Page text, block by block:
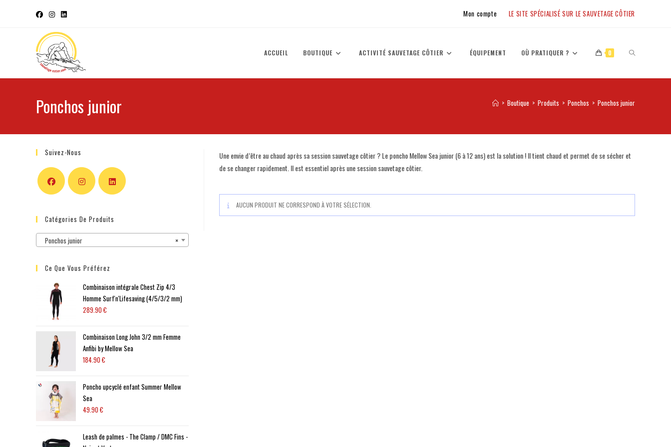
Mon compte LE SITE SPÉCIALISÉ SUR LE SAUVETAGE CÔTIER
ACCUEIL BOUTIQUE ACTIVITÉ SAUVETAGE CÔTIER ÉQUIPEMENT OÙ PRATIQUER ? 0
Ponchos junior > Boutique > Produits > Ponchos > Ponchos junior
Une envie d’être au chaud après sa session sauvetage côtier ? Le poncho Mellow Sea junior (6 à 12 ans) est la solution ! Il tient chaud et permet de se sécher et
de se changer rapidement. Il est essentiel après une session sauvetage côtier.
AUCUN PRODUIT NE CORRESPOND À VOTRE SÉLECTION.
Suivez-Nous
Catégories De Produits
×
Ponchos junior
Ce Que Vous Préférez
Combinaison intégrale Chest Zip 4/3
Homme Surf'n'Lifesaving (4/5/3/2 mm)
289.90 €
Combinaison Long John 3/2 mm Femme
Anfibi by Mellow Sea
184.90 €
Poncho upcyclé enfant Summer Mellow
Sea
49.90 €
Leash de palmes - The Clamp / DMC Fins -